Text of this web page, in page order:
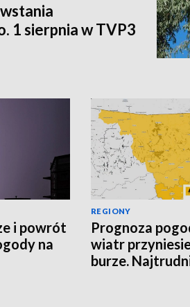
1 sierpnia w TVP3
i powrót
na
REGIONY
Prognoza
wiatr
burze.